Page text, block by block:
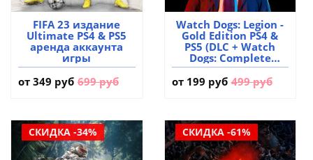
FIFA 23 издание
Ultimate PS4 & PS5
аренда аккаунта
игры
от 349 руб 699 руб
Watch Dogs: Legion -
Gold Edition PS4 &
PS5 (DLC + Watch
Dogs: Complete
Edition) аренда
аккаунта игры
от 199 руб 499 руб
СКИДКА -34% СКИДКА -61%